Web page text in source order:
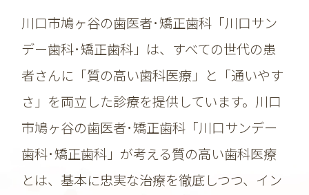
て、何卒ご理解くださいますよう、お願い申
し上げます。
川口サンデー歯科・矯正歯科
2025.09.09
【26年1月休診日のお知らせ】
日頃より当院をご利用いただきありがとうご
ざいます。
川口市鳩ヶ谷の歯医者･矯正歯科「川口サン
デー歯科･矯正歯科」は、すべての世代の患
者さんに「質の高い歯科医療」と「通いやす
さ」を両立した診療を提供しています。 川口
市鳩ヶ谷の歯医者･矯正歯科「川口サンデー
歯科･矯正歯科」が考える質の高い歯科医療
とは、基本に忠実な治療を徹底しつつ、イン